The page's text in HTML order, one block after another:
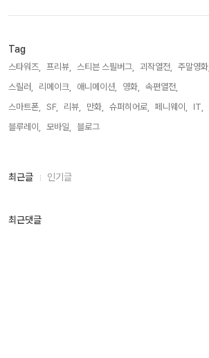
Tag
스타워즈, 프리뷰, 스티븐 스필버그, 괴작열전,
주말영화,
스릴러,
리메이크, 애니메이션, 영화,
속편열전,
스마트폰,
SF, 리뷰, 만화, 슈퍼히어로, 페니웨이,
IT,
블루레이,
모바일, 블로그,
최
인
최근글 인기글
최근댓글